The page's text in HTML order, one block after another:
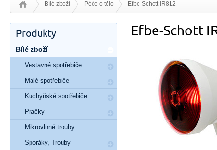
Bílé zboží Péče o tělo Efbe-Schott IR812
Efbe-Schott
Produkty
Bílé zboží
Vestavné spotřebiče
Malé spotřebiče
Kuchyňské spotřebiče
Pračky
Mikrovlnné trouby
Sporáky, Trouby